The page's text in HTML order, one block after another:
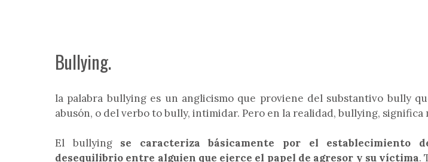
Bullying.
la palabra bullying es un anglicismo que proviene del substantivo bully
abusón, o del verbo to bully, intimidar. Pero en la realidad, bullying, significa
El bullying se caracteriza básicamente por el establecimiento
desequilibrio entre alguien que ejerce el papel de agresor y su víctima.